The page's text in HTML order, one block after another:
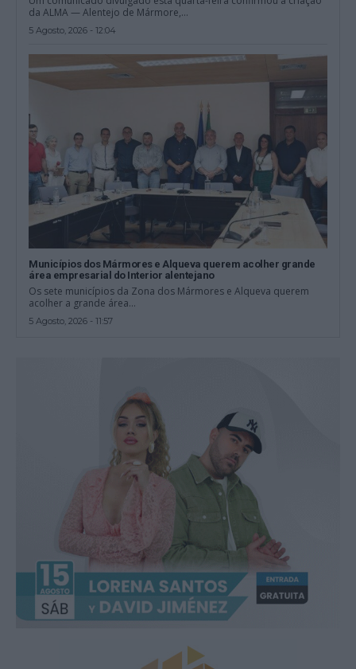
da ALMA — Alentejo de Mármore,...
5 Agosto, 2026 - 12:04
Municípios dos Mármores e Alqueva querem acolher grande
área empresarial do Interior alentejano
Os sete municípios da Zona dos Mármores e Alqueva querem
acolher a grande área...
5 Agosto, 2026 - 11:57